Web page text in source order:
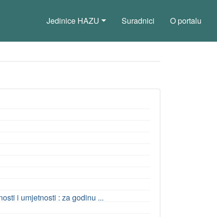
Jedinice HAZU Suradnici O portalu
i umjetnosti : za godinu ...